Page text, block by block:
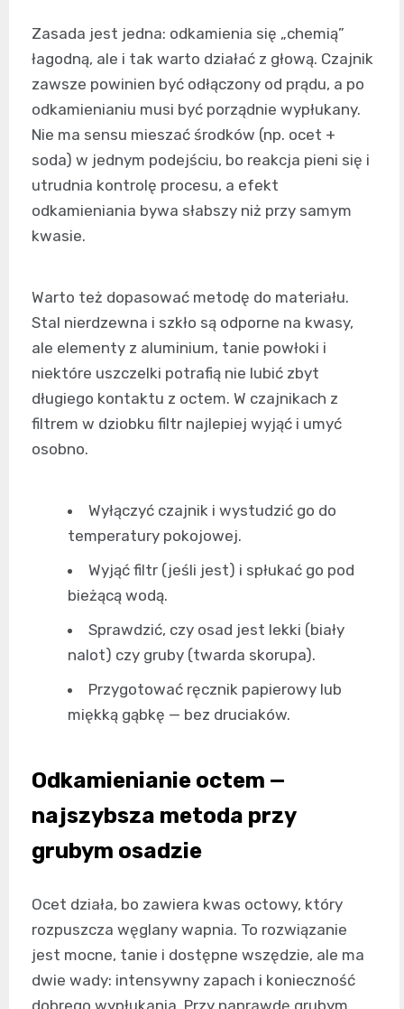
Zasada jest jedna: odkamienia się „chemią”
łagodną, ale i tak warto działać z głową. Czajnik
zawsze powinien być odłączony od prądu, a po
odkamienianiu musi być porządnie wypłukany.
Nie ma sensu mieszać środków (np. ocet +
soda) w jednym podejściu, bo reakcja pieni się i
utrudnia kontrolę procesu, a efekt
odkamieniania bywa słabszy niż przy samym
kwasie.
Warto też dopasować metodę do materiału.
Stal nierdzewna i szkło są odporne na kwasy,
ale elementy z aluminium, tanie powłoki i
niektóre uszczelki potrafią nie lubić zbyt
długiego kontaktu z octem. W czajnikach z
filtrem w dziobku filtr najlepiej wyjąć i umyć
osobno.
Wyłączyć czajnik i wystudzić go do
temperatury pokojowej.
Wyjąć filtr (jeśli jest) i spłukać go pod
bieżącą wodą.
Sprawdzić, czy osad jest lekki (biały
nalot) czy gruby (twarda skorupa).
Przygotować ręcznik papierowy lub
miękką gąbkę — bez druciaków.
Odkamienianie octem —
najszybsza metoda przy
grubym osadzie
Ocet działa, bo zawiera kwas octowy, który
rozpuszcza węglany wapnia. To rozwiązanie
jest mocne, tanie i dostępne wszędzie, ale ma
dwie wady: intensywny zapach i konieczność
dobrego wypłukania. Przy naprawdę grubym